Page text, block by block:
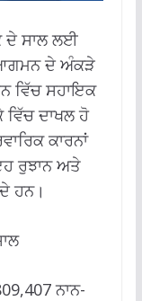
ਦੇ ਸਾਲ ਲਈ
ਦੇ ਅੰਕੜੇ
ਵਿੱਚ ਸਹਾਇਕ
ਦਾਖਲ ਹੋ
ਕਾਰਨਾਂ
ਰੁਝਾਨ ਅਤੇ
ਹਨ।
ਨਾਨ-